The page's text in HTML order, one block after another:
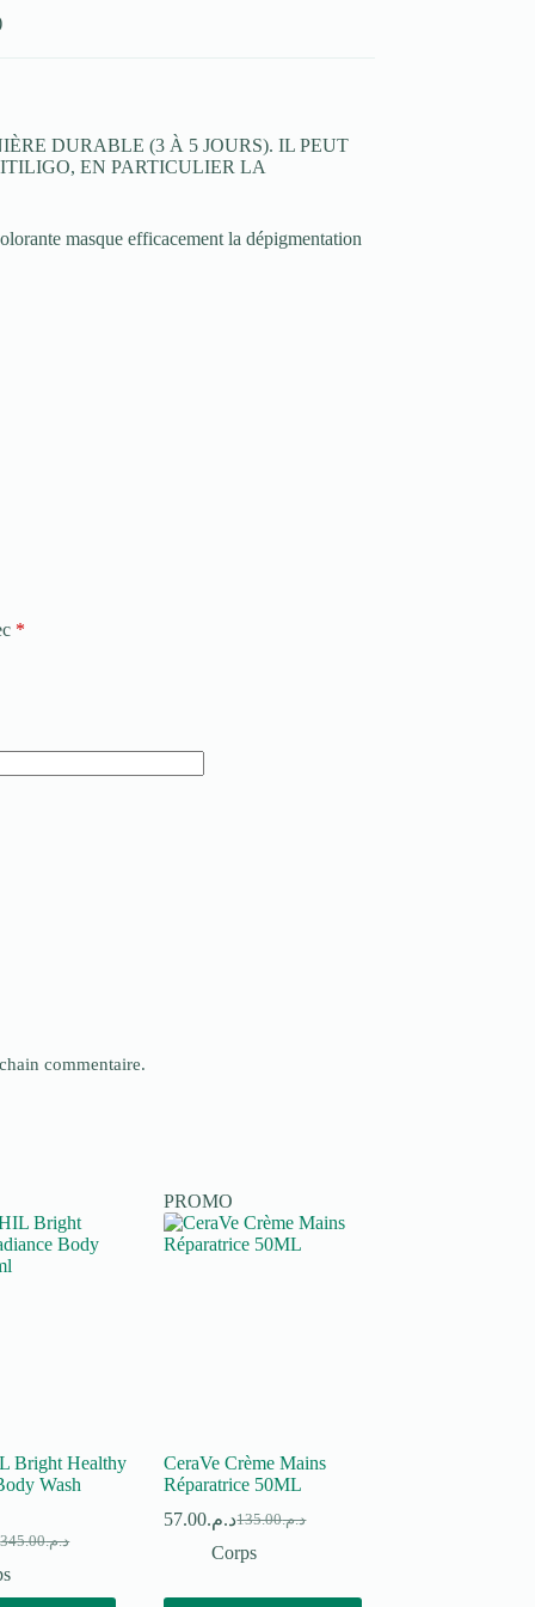
DURABLE (3 À 5 JOURS). IL PEUT
EN PARTICULIER LA
masque efficacement la dépigmentation
*
commentaire.
Bright Healthy
Wash
د.م.345.00
PROMO
CeraVe Crème Mains
Réparatrice 50ML
د.م.135.00
Le
prix
د.م.57.00
Le
prix
Corps